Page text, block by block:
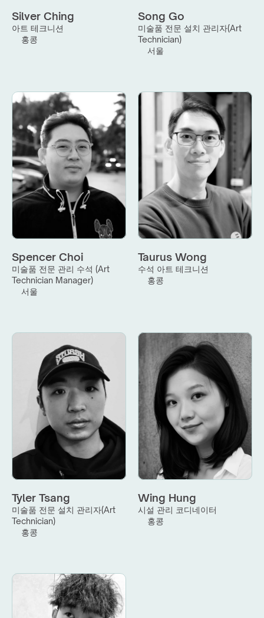
Silver Ching
아트 테크니션
홍콩
Song Go
미술품 전문 설치 관리자(Art
Technician)
서울
Spencer Choi
미술품 전문 관리 수석 (Art
Technician Manager)
서울
Taurus Wong
수석 아트 테크니션
홍콩
Tyler Tsang
미술품 전문 설치 관리자(Art
Technician)
홍콩
Wing Hung
시설 관리 코디네이터
홍콩